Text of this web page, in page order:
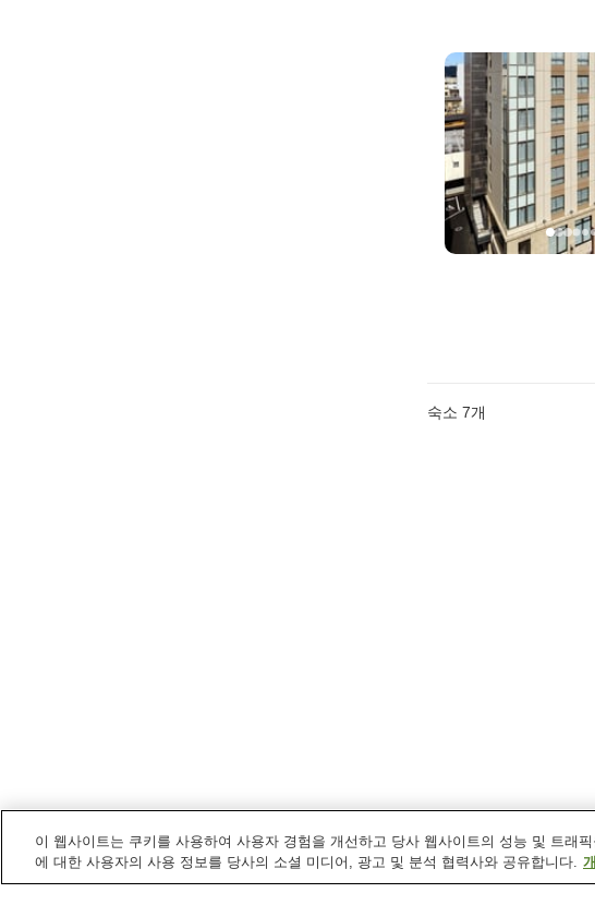
숙소 7개
이 웹사이트는 쿠키를 사용하여 사용자 경험을 개선하고 당사 웹사이트의 성능 및 트래
에 대한 사용자의 사용 정보를 당사의 소셜 미디어, 광고 및 분석 협력사와 공유합니다.